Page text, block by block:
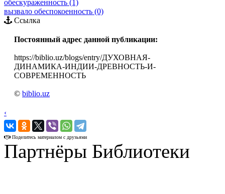
обескураженность (1)
вызвало обеспокоенность (0)
Ссылка
Постоянный адрес данной публикации:
https://biblio.uz/blogs/entry/ДУХОВНАЯ-
ДИНАМИКА-ИНДИИ-ДРЕВНОСТЬ-И-
СОВРЕМЕННОСТЬ
© biblio.uz
‹
›
Поделитесь материалом с друзьями
Партнёры Библиотеки